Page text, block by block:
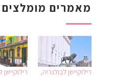
מאמרים מומלצים
רילוקיישן לבולגריה,